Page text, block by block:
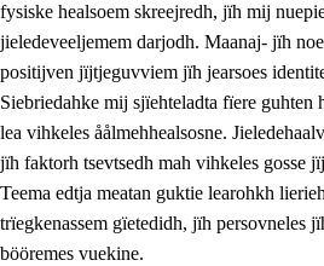
2. Lïeremen, evtiedimmien jïh
2.1 Sosijaale lïereme jïh
fysiske healsoem skreejredh, jïh mij
jieledeveeljemem darjodh. Maanaj- jïh
positijven jïjtjeguvviem jïh jearsoes
Siebriedahke mij sjïehteladta fïere guhten
lea vihkeles åålmehhealsosne.
jïh faktorh tsevtsedh mah vihkeles gosse
Teema edtja meatan guktie learohkh
trïegkenassem gïetedidh, jïh persovneles
bööremes vuekine.